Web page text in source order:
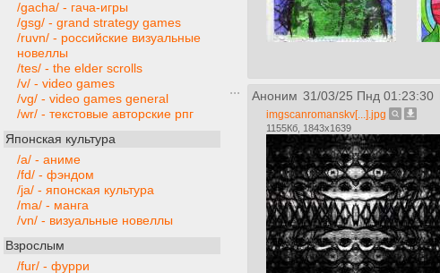
/gacha/ - гача-игры
/gsg/ - grand strategy games
/ruvn/ - российские визуальные
новеллы
/tes/ - the elder scrolls
/v/ - video games
/vg/ - video games general
/wr/ - текстовые авторские рпг
Японская культура
/a/ - аниме
/fd/ - фэндом
/ja/ - японская культура
/ma/ - манга
/vn/ - визуальные новеллы
Взрослым
/fur/ - фурри
Аноним 31/03/25 Пнд 01:23:30
imgscanromanskv[...].jpg
1155Кб, 1843x1639